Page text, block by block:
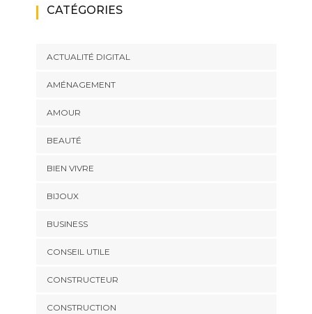
CATÉGORIES
ACTUALITÉ DIGITAL
AMÉNAGEMENT
AMOUR
BEAUTÉ
BIEN VIVRE
BIJOUX
BUSINESS
CONSEIL UTILE
CONSTRUCTEUR
CONSTRUCTION